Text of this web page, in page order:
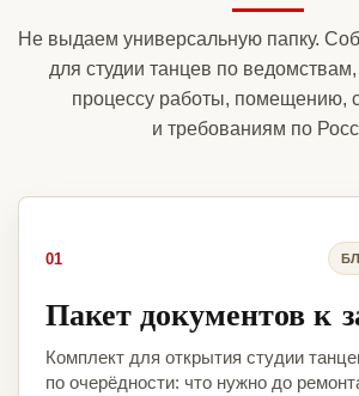
Не выдаем универсальную папку.
для студии танцев по
процессу работы, помещению,
и требованиям по
01
Пакет документов к
Комплект для открытия студии
по очерёдности: что нужно до